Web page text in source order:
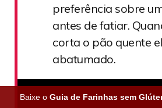
preferência sobre
antes de fatiar.
corta o pão quente
abatumado.
Baixe o Guia de Farinhas sem